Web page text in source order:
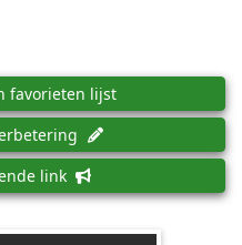
favorieten lijst
link